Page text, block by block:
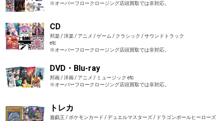
※オーバーフロークロージング店頭買取では非対応。
CD
邦楽 / 洋楽 / アニメ / ゲーム / クラシック / サウンドトラック
etc
※オーバーフロークロージング店頭買取では非対応。
DVD・Blu-ray
邦画 / 洋画 / アニメ / ミュージック etc
※オーバーフロークロージング店頭買取では非対応。
トレカ
遊戯王 / ポケモンカード / デュエルマスターズ / ドラゴンボールヒーローズ